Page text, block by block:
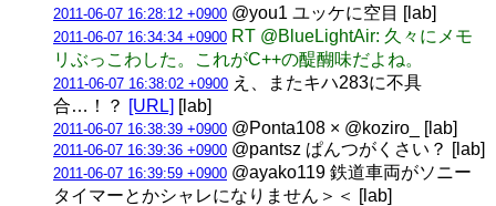
2011-06-07 16:28:12 +0900 @you1 ユッケに空目 [lab]
2011-06-07 16:34:34 +0900 RT @BlueLightAir: 久々にメモ
リぶっこわした。これがC++の醍醐味だよね。
2011-06-07 16:38:02 +0900 え、またキハ283に不具
合…！？ [URL] [lab]
2011-06-07 16:38:39 +0900 @Ponta108 × @koziro_ [lab]
2011-06-07 16:39:36 +0900 @pantsz ぱんつがくさい？ [lab]
2011-06-07 16:39:59 +0900 @ayako119 鉄道車両がソニー
タイマーとかシャレになりません＞＜ [lab]